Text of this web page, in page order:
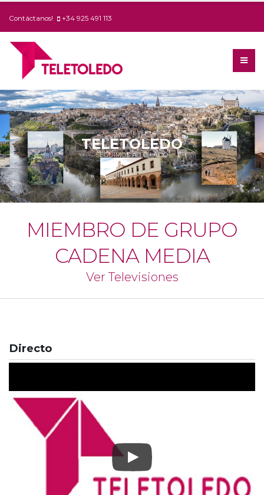
Contáctanos! +34 925 491 113
DÉJATE VER
TELETOLEDO
SEGUIMOS A TU LADO
MIEMBRO DE GRUPO
CADENA MEDIA
Ver Televisiones
Directo